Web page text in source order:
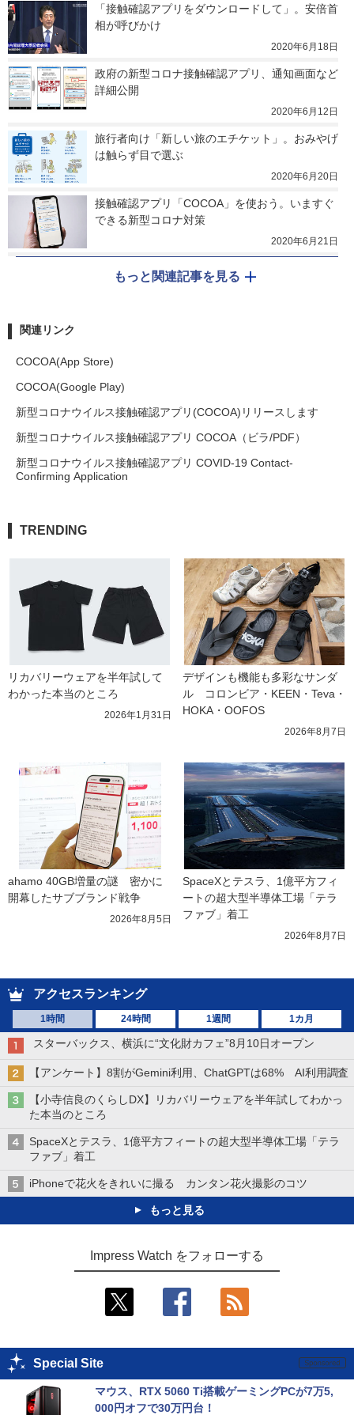
「接触確認アプリをダウンロードして」。安倍首
相が呼びかけ
2020年6月18日
政府の新型コロナ接触確認アプリ、通知画面など
詳細公開
2020年6月12日
旅行者向け「新しい旅のエチケット」。おみやげ
は触らず目で選ぶ
2020年6月20日
接触確認アプリ「COCOA」を使おう。いますぐ
できる新型コロナ対策
2020年6月21日
もっと関連記事を見る
関連リンク
COCOA(App Store)
COCOA(Google Play)
新型コロナウイルス接触確認アプリ(COCOA)リリースします
新型コロナウイルス接触確認アプリ COCOA（ビラ/PDF）
新型コロナウイルス接触確認アプリ COVID-19 Contact-
Confirming Application
TRENDING
リカバリーウェアを半年試して
わかった本当のところ
2026年1月31日
デザインも機能も多彩なサンダ
ル　コロンビア・KEEN・Teva・
HOKA・OOFOS
2026年8月7日
ahamo 40GB増量の謎　密かに
開幕したサブブランド戦争
2026年8月5日
SpaceXとテスラ、1億平方フィ
ートの超大型半導体工場「テラ
ファブ」着工
2026年8月7日
アクセスランキング
1時間 24時間 1週間 1カ月
スターバックス、横浜に“文化財カフェ”8月10日オープン
【アンケート】8割がGemini利用、ChatGPTは68% AI利用調査
【小寺信良のくらしDX】リカバリーウェアを半年試してわかっ
た本当のところ
SpaceXとテスラ、1億平方フィートの超大型半導体工場「テラ
ファブ」着工
iPhoneで花火をきれいに撮る カンタン花火撮影のコツ
もっと見る
Impress Watch をフォローする
Special Site
マウス、RTX 5060 Ti搭載ゲーミングPCが7万5,
000円オフで30万円台！